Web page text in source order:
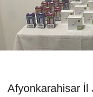
Afyonkarahisar İl